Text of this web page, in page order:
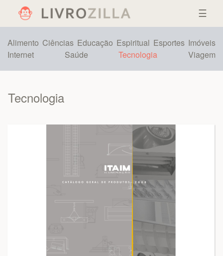
☰
Alimento Ciências Educação Espiritual Esportes Imóveis
Internet
Saúde Tecnologia Viagem
Tecnologia